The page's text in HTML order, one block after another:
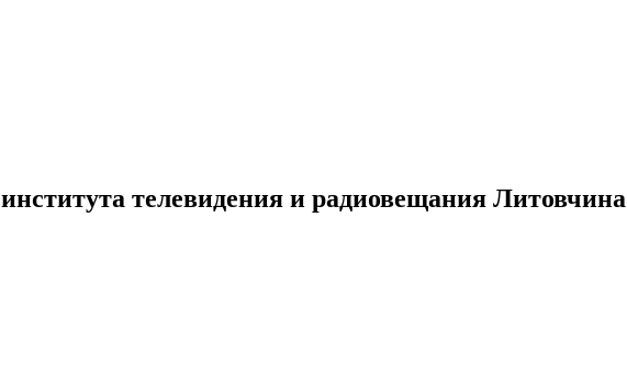
телевидения и радиовещания Литовчина